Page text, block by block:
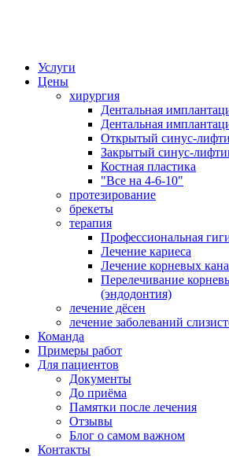
Услуги
Цены
хирургия
Дентальная
Дентальная
Открытый синус-
Закрытый синус-
Костная пластика
"Все на 4-6-10"
протезирование
брекеты
терапия
Профессиональная
Лечение кариеса
Лечение корневых
Перелечивание
(эндодонтия)
лечение дёсен
лечение заболеваний
Команда
Примеры работ
Для пациентов
Документы
До приёма
Памятки после лечения
Отзывы
Блог о самом важном
Контакты